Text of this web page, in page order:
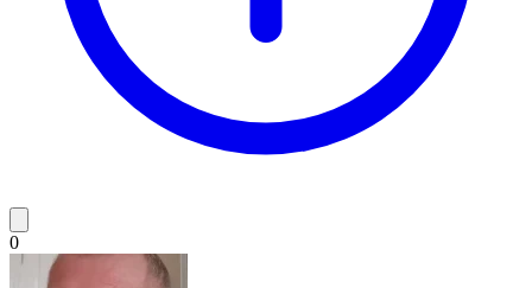
0